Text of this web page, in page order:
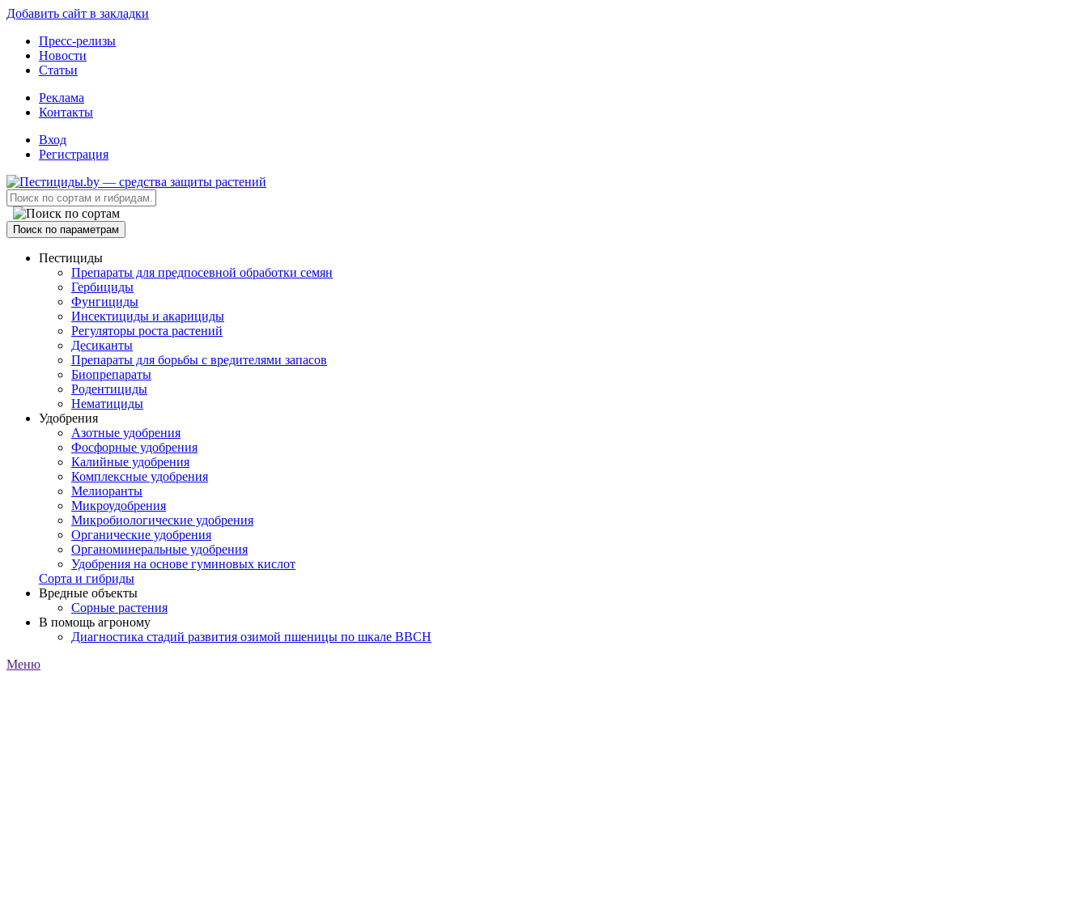
Добавить сайт в закладки
Пресс-релизы
Новости
Статьи
Реклама
Контакты
Вход
Регистрация
Поиск по параметрам
Пестициды
Препараты для предпосевной обработки семян
Гербициды
Фунгициды
Инсектициды и акарициды
Регуляторы роста растений
Десиканты
Препараты для борьбы с вредителями запасов
Биопрепараты
Родентициды
Нематициды
Удобрения
Азотные удобрения
Фосфорные удобрения
Калийные удобрения
Комплексные удобрения
Мелиоранты
Микроудобрения
Микробиологические удобрения
Органические удобрения
Органоминеральные удобрения
Удобрения на основе гуминовых кислот
Сорта и гибриды
Вредные объекты
Сорные растения
В помощь агроному
Диагностика стадий развития озимой пшеницы по шкале ВВСН
Меню